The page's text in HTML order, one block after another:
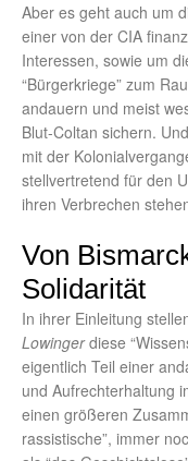
Aber es geht auch um
einer von der CIA
Interessen, sowie um
“Bürgerkriege” zum
andauern und meist
Blut-Coltan sichern.
mit der
stellvertretend für den
ihren Verbrechen
Von
Solidarität
In ihrer Einleitung
Lowingerdiese
eigentlich Teil einer
und Aufrechterhaltung
einen größeren
rassistische”, immer